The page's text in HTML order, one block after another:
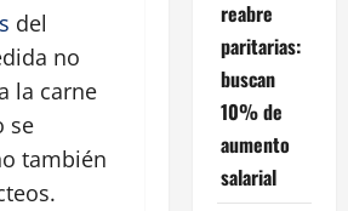
del
no
la carne
se
también
reabre
paritarias:
buscan
10% de
aumento
salarial